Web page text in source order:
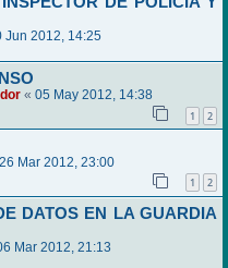
Jun 2012, 14:25
« 05 May 2012, 14:38
1 2
26 Mar 2012, 23:00
1 2
DATOS EN LA GUARDIA
Mar 2012, 21:13